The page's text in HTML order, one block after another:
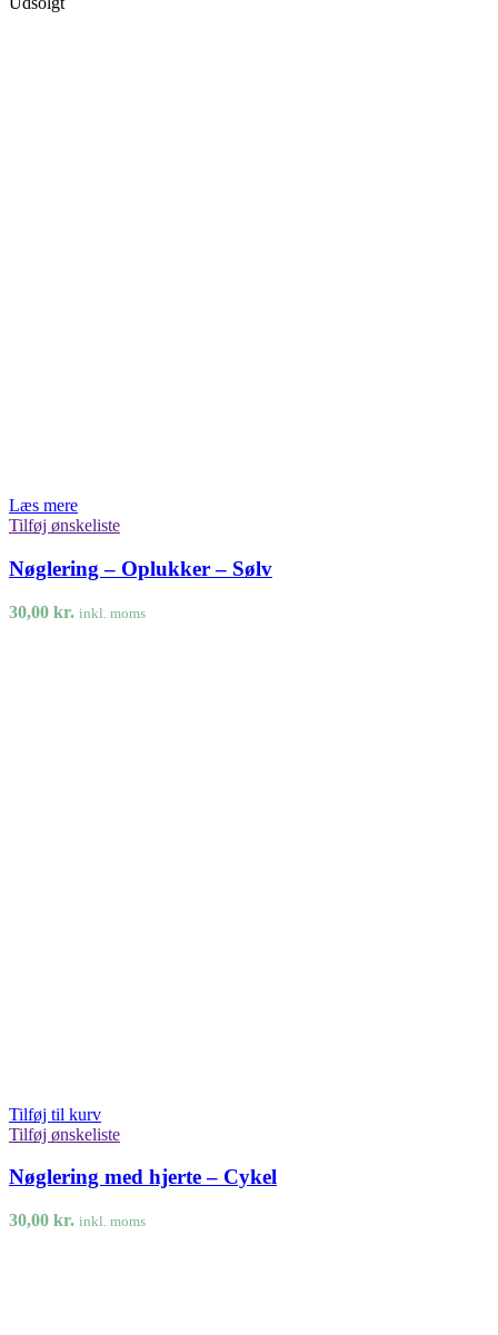
Læs mere
Tilføj ønskeliste
Nøglering – Oplukker – Sølv
30,00 kr. inkl. moms
Tilføj til kurv
Tilføj ønskeliste
Nøglering med hjerte – Cykel
30,00 kr. inkl. moms